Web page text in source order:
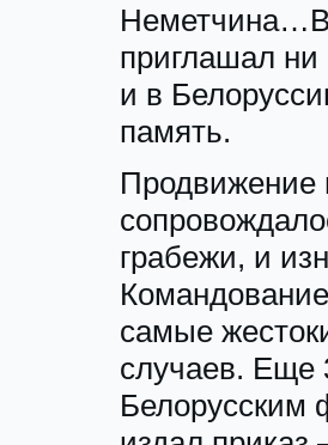
приглашал ни
и в
память.
Продвижение
грабежи, и
самые
случаев. Еще
Белорусским